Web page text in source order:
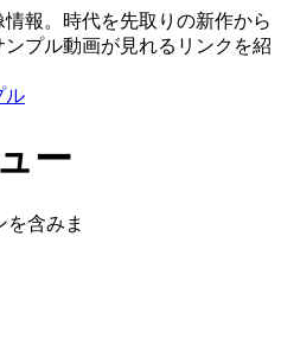
報。時代を先取りの新作から
プル動画が見れるリンクを紹
ル
ー
を含みま